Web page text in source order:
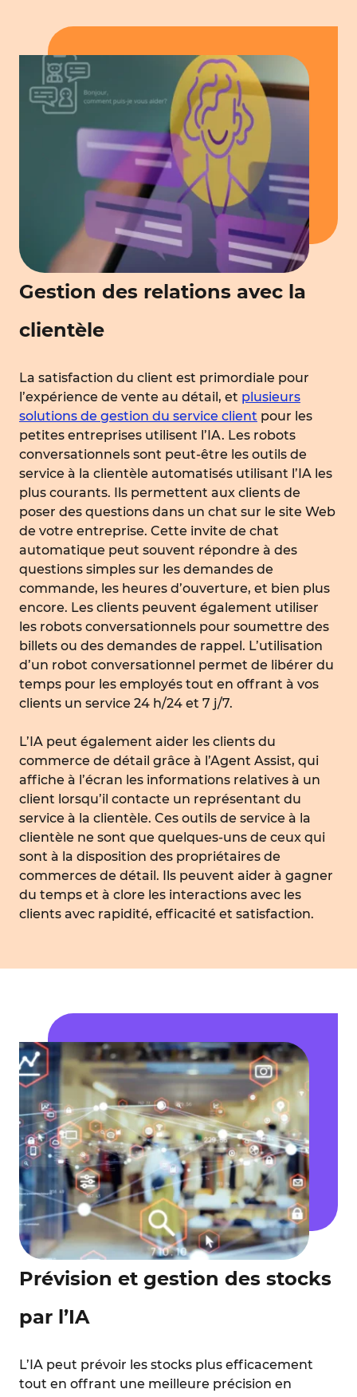
Gestion des relations avec la
clientèle
La satisfaction du client est primordiale pour
l’expérience de vente au détail, et plusieurs
solutions de gestion du service client pour les
petites entreprises utilisent l’IA. Les robots
conversationnels sont peut-être les outils de
service à la clientèle automatisés utilisant l’IA les
plus courants. Ils permettent aux clients de
poser des questions dans un chat sur le site Web
de votre entreprise. Cette invite de chat
automatique peut souvent répondre à des
questions simples sur les demandes de
commande, les heures d’ouverture, et bien plus
encore. Les clients peuvent également utiliser
les robots conversationnels pour soumettre des
billets ou des demandes de rappel. L’utilisation
d’un robot conversationnel permet de libérer du
temps pour les employés tout en offrant à vos
clients un service 24 h/24 et 7 j/7.
L’IA peut également aider les clients du
commerce de détail grâce à l’Agent Assist, qui
affiche à l’écran les informations relatives à un
client lorsqu’il contacte un représentant du
service à la clientèle. Ces outils de service à la
clientèle ne sont que quelques-uns de ceux qui
sont à la disposition des propriétaires de
commerces de détail. Ils peuvent aider à gagner
du temps et à clore les interactions avec les
clients avec rapidité, efficacité et satisfaction.
Prévision et gestion des stocks
par l’IA
L’IA peut prévoir les stocks plus efficacement
tout en offrant une meilleure précision en